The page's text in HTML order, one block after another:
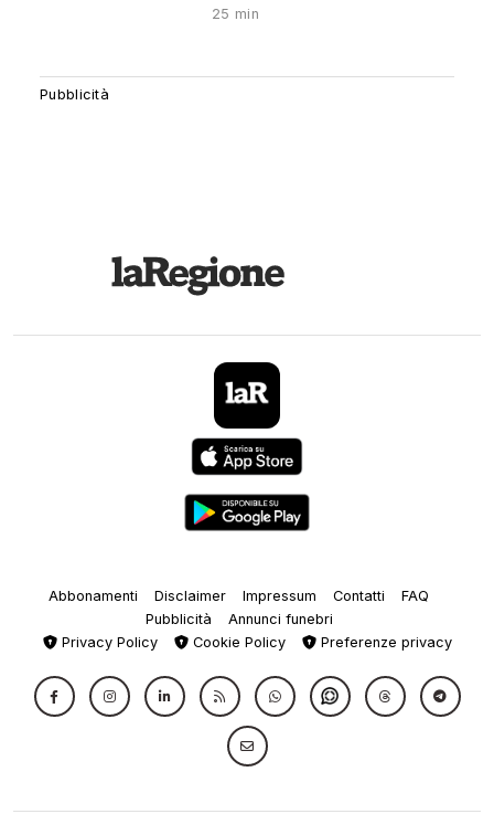
25 min
Abbonamenti Disclaimer Impressum Contatti
FAQ
Pubblicità
Annunci funebri
Privacy Policy
Cookie Policy Preferenze privacy